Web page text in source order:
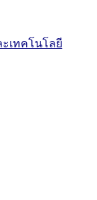
เทคโนโลยี